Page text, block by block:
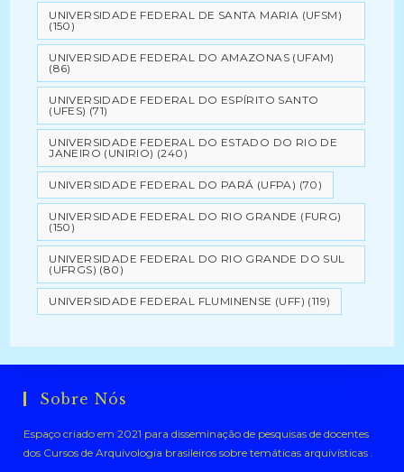
UNIVERSIDADE FEDERAL DE SANTA MARIA (UFSM)
(150)
UNIVERSIDADE FEDERAL DO AMAZONAS (UFAM)
(86)
UNIVERSIDADE FEDERAL DO ESPÍRITO SANTO
(UFES) (71)
UNIVERSIDADE FEDERAL DO ESTADO DO RIO DE
JANEIRO (UNIRIO) (240)
UNIVERSIDADE FEDERAL DO PARÁ (UFPA) (70)
UNIVERSIDADE FEDERAL DO RIO GRANDE (FURG)
(150)
UNIVERSIDADE FEDERAL DO RIO GRANDE DO SUL
(UFRGS) (80)
UNIVERSIDADE FEDERAL FLUMINENSE (UFF) (119)
Sobre Nós
Espaço criado em 2021 para disseminação de pesquisas de docentes
dos Cursos de Arquivologia brasileiros sobre temáticas arquivísticas .